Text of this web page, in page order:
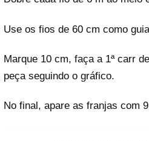
Use os fios de 60 cm como
Marque 10 cm, faça a 1ª carr
peça seguindo o gráfico.
No final, apare as franjas com